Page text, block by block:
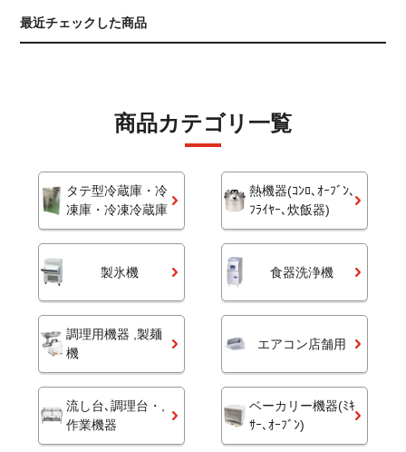
最近チェックした商品
商品カテゴリ一覧
タテ型冷蔵庫・冷
凍庫・冷凍冷蔵庫
熱機器(ｺﾝﾛ､ｵｰﾌﾞﾝ､
ﾌﾗｲﾔｰ､炊飯器)
製氷機 食器洗浄機
調理用機器 ,製麺
機
エアコン店舗用
流し台､調理台・,
作業機器
ベーカリー機器(ﾐｷ
ｻｰ､ｵｰﾌﾞﾝ)